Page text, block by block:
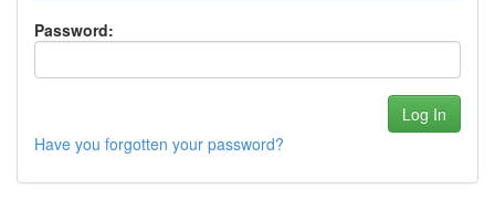
Password:
Have you forgotten your password?